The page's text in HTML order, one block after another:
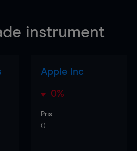
instrument
Apple Inc
0%
Pris
0